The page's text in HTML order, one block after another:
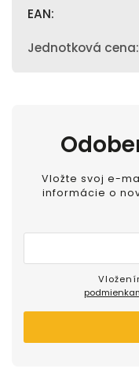
EAN:
Jednotková cena:
Vložte svoj e-
informácie o